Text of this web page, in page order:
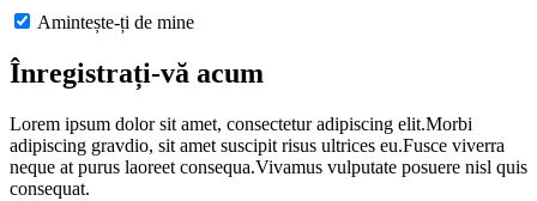
Amintește-ți de mine
Înregistrați-vă acum
Lorem ipsum dolor sit amet, consectetur adipiscing elit.Morbi
adipiscing gravdio, sit amet suscipit risus ultrices eu.Fusce viverra
neque at purus laoreet consequa.Vivamus vulputate posuere nisl quis
consequat.